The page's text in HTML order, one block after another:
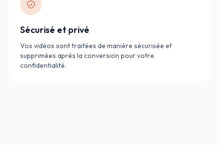
Sécurisé et privé
Vos vidéos sont traitées de manière sécurisée et
supprimées après la conversion pour votre
confidentialité.